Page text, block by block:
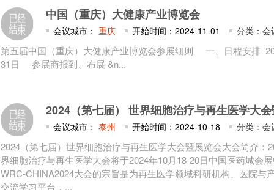
中国（重庆）大健康产业博览会
会议城市： 重庆 开始时间：2024-11-01 分类：会
第五届中国（重庆）大健康产业博览会参展细则 一、日程安排
31日 参展商报到、布展 &n...
2024（第七届） 世界细胞治疗与再生医学大
会议城市： 泰州 开始时间：2024-10-18 分类：会
2024（第七届）世界细胞治疗与再生医学大会暨展览会大会简介：
界细胞治疗与再生医学大会将于2024年10月18-20日中国医药城会
WRC-CHINA2024大会的宗旨是为再生医学领域科研机构、医院与
交流学习平台，...